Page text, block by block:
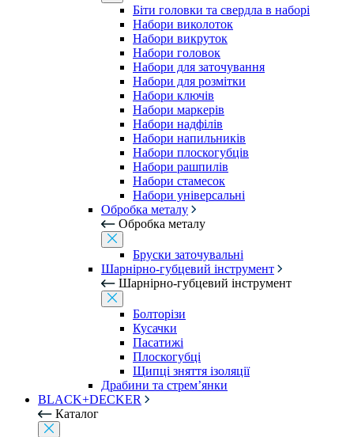
Біти головки та свердла в наборі
Набори виколоток
Набори викруток
Набори головок
Набори для заточування
Набори для розмітки
Набори ключів
Набори маркерів
Набори надфілів
Набори напильників
Набори плоскогубців
Набори рашпилів
Набори стамесок
Набори універсальні
Обробка металу
Обробка металу
Бруски заточувальні
Шарнірно-губцевий інструмент
Шарнірно-губцевий інструмент
Болторізи
Кусачки
Пасатижі
Плоскогубці
Щипці зняття ізоляції
Драбини та стрем’янки
BLACK+DECKER
Каталог